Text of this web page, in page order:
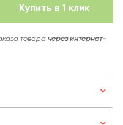
Купить в 1 клик
товара через интернет-